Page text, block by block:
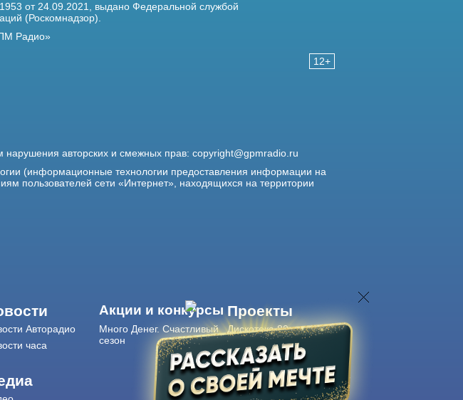
12+
от 24.09.2021,
выдано Федеральной службой
(Роскомнадзор).
Радио»
нарушения авторских и смежных прав: copyright@gpmradio.ru
(информационные технологии предоставления информации на
пользователей сети «Интернет», находящихся на территории
Авторадио
часа
Акции и конкурсы
Много Денег. Счастливый
сезон
Проекты
Дискотека 80-х
Живые концерты
Журнал Авторадио
Авторадиов смартфоне